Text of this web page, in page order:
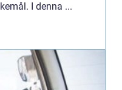
I denna ...